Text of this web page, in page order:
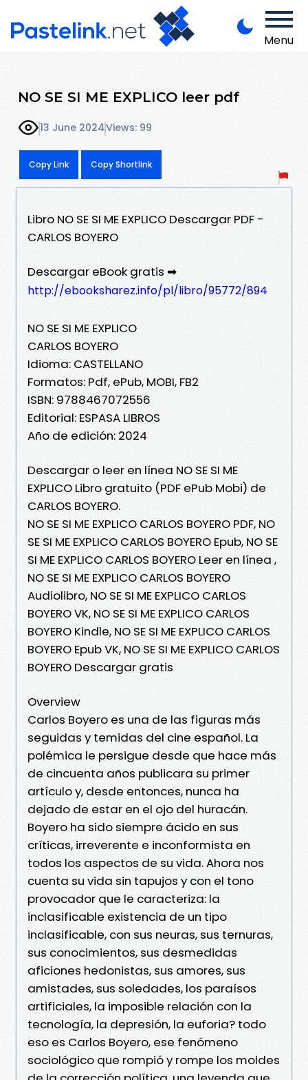
Menu
NO SE SI ME EXPLICO leer pdf
13 June 2024Views: 99
Copy Link Copy Shortlink
Libro NO SE SI ME EXPLICO Descargar PDF -
CARLOS BOYERO
Descargar eBook gratis ➡
http://ebooksharez.info/pl/libro/95772/894
NO SE SI ME EXPLICO
CARLOS BOYERO
Idioma: CASTELLANO
Formatos: Pdf, ePub, MOBI, FB2
ISBN: 9788467072556
Editorial: ESPASA LIBROS
Año de edición: 2024
Descargar o leer en línea NO SE SI ME
EXPLICO Libro gratuito (PDF ePub Mobi) de
CARLOS BOYERO.
NO SE SI ME EXPLICO CARLOS BOYERO PDF, NO
SE SI ME EXPLICO CARLOS BOYERO Epub, NO SE
SI ME EXPLICO CARLOS BOYERO Leer en línea ,
NO SE SI ME EXPLICO CARLOS BOYERO
Audiolibro, NO SE SI ME EXPLICO CARLOS
BOYERO VK, NO SE SI ME EXPLICO CARLOS
BOYERO Kindle, NO SE SI ME EXPLICO CARLOS
BOYERO Epub VK, NO SE SI ME EXPLICO CARLOS
BOYERO Descargar gratis
Overview
Carlos Boyero es una de las figuras más
seguidas y temidas del cine español. La
polémica le persigue desde que hace más
de cincuenta años publicara su primer
artículo y, desde entonces, nunca ha
dejado de estar en el ojo del huracán.
Boyero ha sido siempre ácido en sus
críticas, irreverente e inconformista en
todos los aspectos de su vida. Ahora nos
cuenta su vida sin tapujos y con el tono
provocador que le caracteriza: la
inclasificable existencia de un tipo
inclasificable, con sus neuras, sus ternuras,
sus conocimientos, sus desmedidas
aficiones hedonistas, sus amores, sus
amistades, sus soledades, los paraísos
artificiales, la imposible relación con la
tecnología, la depresión, la euforia? todo
eso es Carlos Boyero, ese fenómeno
sociológico que rompió y rompe los moldes